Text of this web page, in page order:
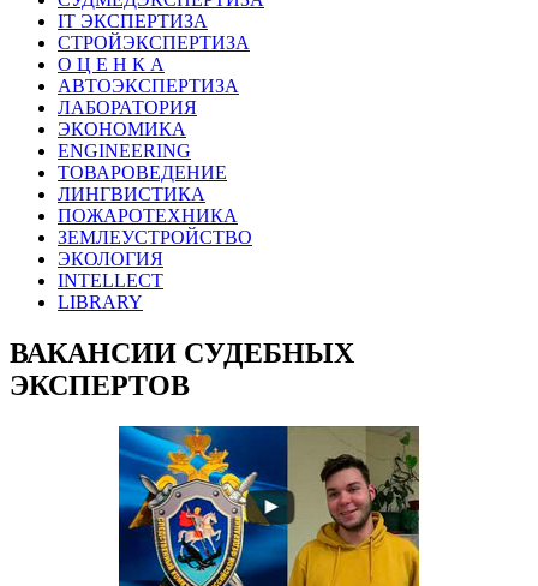
IT ЭКСПЕРТИЗА
СТРОЙЭКСПЕРТИЗА
О Ц Е Н К А
АВТОЭКСПЕРТИЗА
ЛАБОРАТОРИЯ
ЭКОНОМИКА
ENGINEERING
ТОВАРОВЕДЕНИЕ
ЛИНГВИСТИКА
ПОЖАРОТЕХНИКА
ЗЕМЛЕУСТРОЙСТВО
ЭКОЛОГИЯ
INTELLECT
LIBRARY
ВАКАНСИИ СУДЕБНЫХ
ЭКСПЕРТОВ